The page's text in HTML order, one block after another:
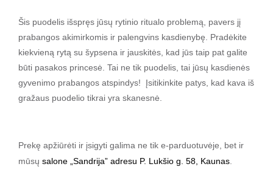
Šis puodelis išspręs jūsų rytinio ritualo problemą, pavers jį
prabangos akimirkomis ir palengvins kasdienybę. Pradėkite
kiekvieną rytą su šypsena ir jauskitės, kad jūs taip pat galite
būti pasakos princesė. Tai ne tik puodelis, tai jūsų kasdienės
gyvenimo prabangos atspindys! Įsitikinkite patys, kad kava iš
gražaus puodelio tikrai yra skanesnė.
Prekę apžiūrėti ir įsigyti galima ne tik e-parduotuvėje, bet ir
mūsų salone „Sandrija” adresu P. Lukšio g. 58, Kaunas